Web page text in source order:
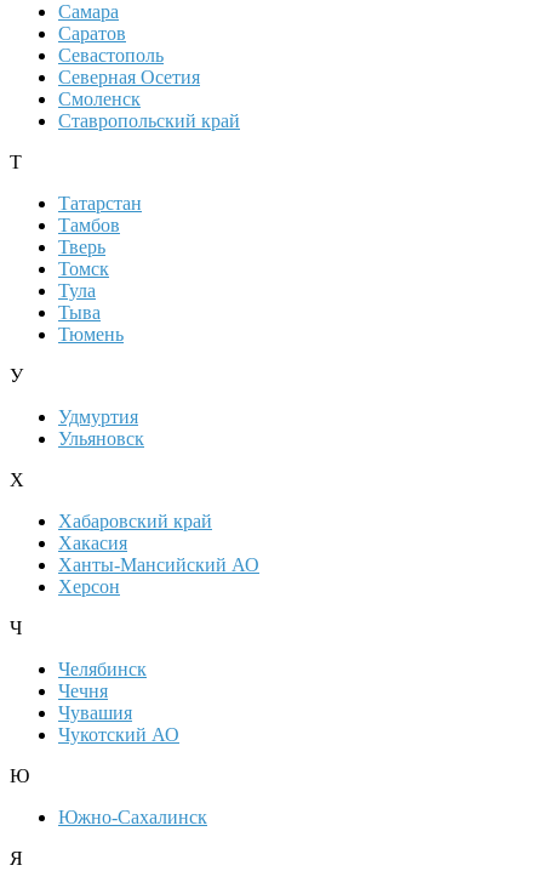
Самара
Саратов
Севастополь
Северная Осетия
Смоленск
Ставропольский край
Т
Татарстан
Тамбов
Тверь
Томск
Тула
Тыва
Тюмень
У
Удмуртия
Ульяновск
Х
Хабаровский край
Хакасия
Ханты-Мансийский АО
Херсон
Ч
Челябинск
Чечня
Чувашия
Чукотский АО
Ю
Южно-Сахалинск
Я